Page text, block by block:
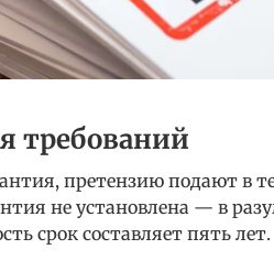
требований
претензию подают в
не установлена — в
срок составляет пять лет.